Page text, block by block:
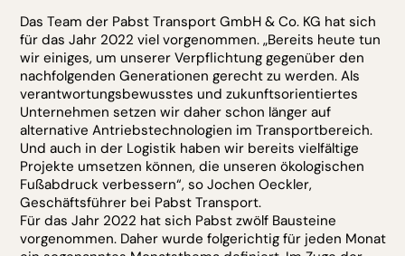
Das Team der Pabst Transport GmbH & Co. KG hat sich
für das Jahr 2022 viel vorgenommen. „Bereits heute tun
wir einiges, um unserer Verpflichtung gegenüber den
nachfolgenden Generationen gerecht zu werden. Als
verantwortungsbewusstes und zukunftsorientiertes
Unternehmen setzen wir daher schon länger auf
alternative Antriebstechnologien im Transportbereich.
Und auch in der Logistik haben wir bereits vielfältige
Projekte umsetzen können, die unseren ökologischen
Fußabdruck verbessern“, so Jochen Oeckler,
Geschäftsführer bei Pabst Transport.
Für das Jahr 2022 hat sich Pabst zwölf Bausteine
vorgenommen. Daher wurde folgerichtig für jeden Monat